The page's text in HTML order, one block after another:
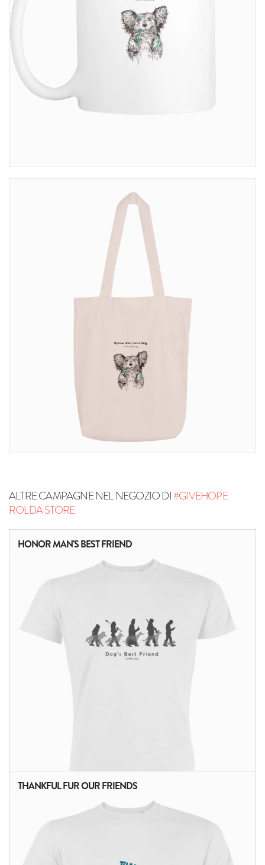
ALTRE CAMPAGNE NEL NEGOZIO DI#GIVEHOPE
ROLDA STORE
HONOR MAN'S BEST FRIEND
THANKFUL FUR OUR FRIENDS